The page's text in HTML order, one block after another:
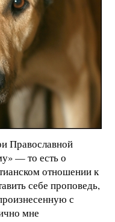
Православной
— то есть о
отношении к
себе проповедь,
с
мне